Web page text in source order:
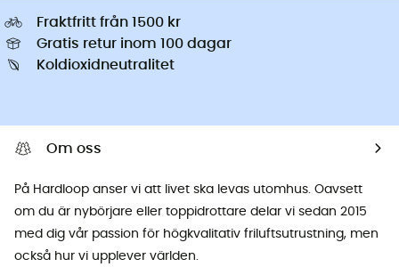
Fraktfritt från 1500 kr
Gratis retur inom 100 dagar
Koldioxidneutralitet
Om oss
På Hardloop anser vi att livet ska levas utomhus. Oavsett
om du är nybörjare eller toppidrottare delar vi sedan 2015
med dig vår passion för högkvalitativ friluftsutrustning, men
också hur vi upplever världen.